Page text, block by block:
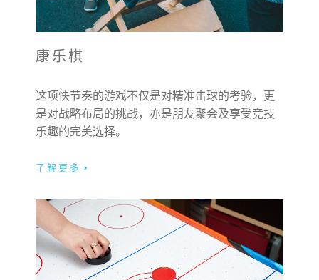
康乐棋
这项快节奏的游戏不仅是对精准击球的考验，更
是对战略布局的挑战，亦是朋友聚会及享受竞技
乐趣的完美选择。
了解更多